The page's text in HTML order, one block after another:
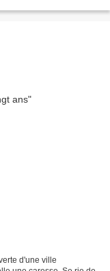
d'une ville